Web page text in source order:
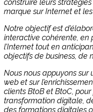
construire leurs
marque sur Internet et
Notre objectif est
interactive cohérente, en
l’Internet tout en
objectifs de business, de
Nous nous appuyons sur
web et sur
clients BtoB et BtoC,
transformation digitale,
des formations digitales